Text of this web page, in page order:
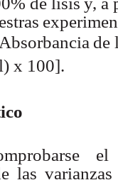
de
x 100].
el
las varianzas